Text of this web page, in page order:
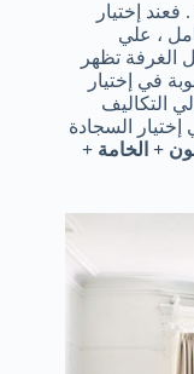
إختيار
، علي
الغرفة تظهر
في إختيار
التكاليف
السجادة
+ الخامة +